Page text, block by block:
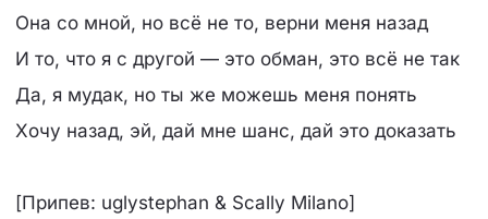
Она со мной, но всё не то, верни меня назад
И то, что я с другой — это обман, это всё не так
Да, я мудак, но ты же можешь меня понять
Хочу назад, эй, дай мне шанс, дай это доказать
[Припев: uglystephan & Scally Milano]